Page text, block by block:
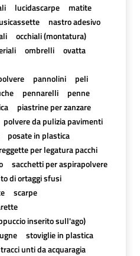
lucidascarpe
matite
nastro adesivo
occhiali (montatura)
ombrelli
ovatta
pannolini
peli
pennarelli
penne
piastrine per zanzare
polvere da pulizia pavimenti
posate in plastica
reggette per legatura pacchi
sacchetti per aspirapolvere
di ortaggi sfusi
scarpe
inserito sull'ago)
stoviglie in plastica
unti da acquaragia